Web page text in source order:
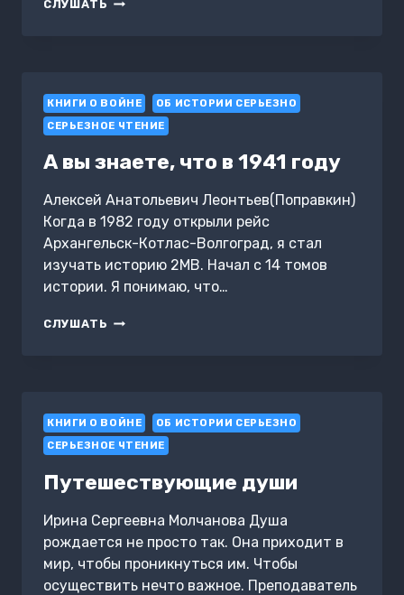
СЛУШАТЬ
КНИГИ О ВОЙНЕ
ОБ ИСТОРИИ СЕРЬЕЗНО
СЕРЬЕЗНОЕ ЧТЕНИЕ
А вы знаете, что в 1941 году
Алексей Анатольевич Леонтьев(Поправкин)
Когда в 1982 году открыли рейс
Архангельск-Котлас-Волгоград, я стал
изучать историю 2МВ. Начал с 14 томов
истории. Я понимаю, что…
СЛУШАТЬ А
ГОДУ
КНИГИ О ВОЙНЕ
ОБ ИСТОРИИ СЕРЬЕЗНО
СЕРЬЕЗНОЕ ЧТЕНИЕ
Путешествующие души
Ирина Сергеевна Молчанова Душа
рождается не просто так. Она приходит в
мир, чтобы проникнуться им. Чтобы
осуществить нечто важное. Преподаватель